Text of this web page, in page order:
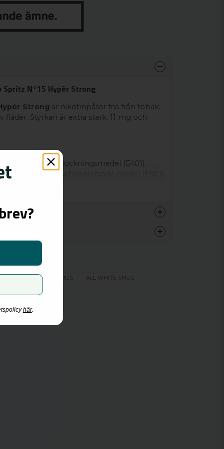
N°15 Hypèr Strong
Strong är nikotinpåsar fria från tobak.
fläder. Styrkan är extra stark, 11 mg och
växtfiber, förtjockningsmedel (E401),
salt, surhetsreglerande medel (E501),
Extra stark
11 mg/portion
TOBAKSFRITT SNUS ALL WHITE SNUS
KAKTUS/FLÄDER
här.